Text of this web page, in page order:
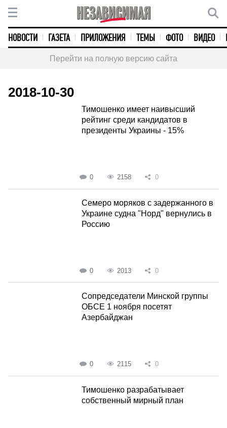
НОВОСТИ ГАЗЕТА ПРИЛОЖЕНИЯ ТЕМЫ ФОТО ВИДЕО
Перейти на полную версию сайта
2018-10-30
Тимошенко имеет наивысший
рейтинг среди кандидатов в
президенты Украины - 15%
0 2158 0
Семеро моряков с задержанного в
Украине судна "Норд" вернулись в
Россию
0 2013 0
Сопредседатели Минской группы
ОБСЕ 1 ноября посетят
Азербайджан
0 2115 0
Тимошенко разрабатывает
собственный мирный план